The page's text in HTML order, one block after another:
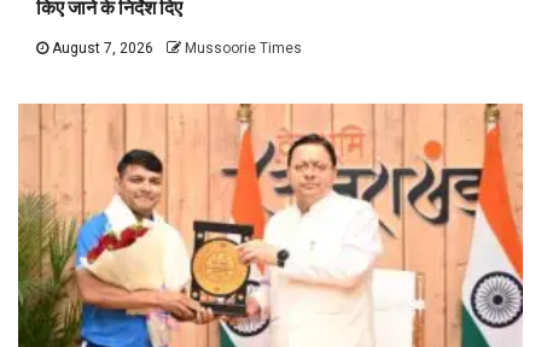
किए जाने के निर्देश दिए
August 7, 2026 Mussoorie Times